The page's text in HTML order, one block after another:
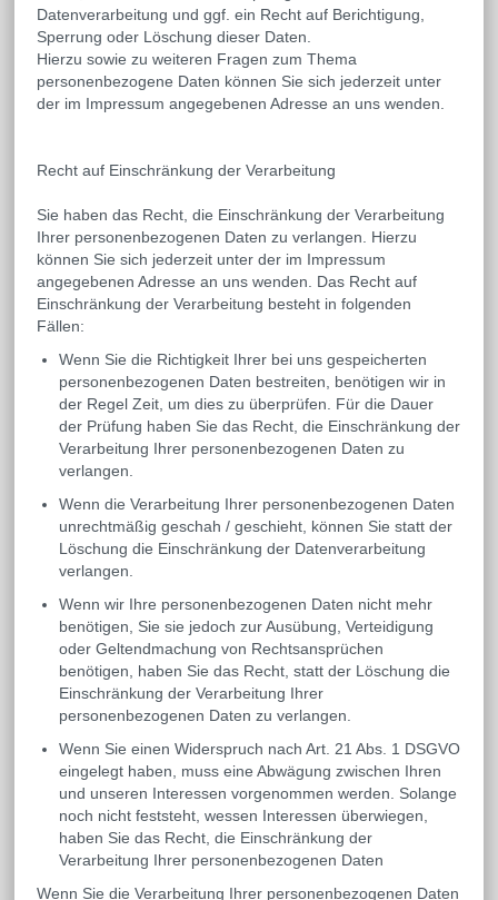
Datenverarbeitung und ggf. ein Recht auf Berichtigung,
Sperrung oder Löschung dieser Daten.
Hierzu sowie zu weiteren Fragen zum Thema
personenbezogene Daten können Sie sich jederzeit unter
der im Impressum angegebenen Adresse an uns wenden.
Recht auf Einschränkung der Verarbeitung
Sie haben das Recht, die Einschränkung der Verarbeitung
Ihrer personenbezogenen Daten zu verlangen. Hierzu
können Sie sich jederzeit unter der im Impressum
angegebenen Adresse an uns wenden. Das Recht auf
Einschränkung der Verarbeitung besteht in folgenden
Fällen:
Wenn Sie die Richtigkeit Ihrer bei uns gespeicherten
personenbezogenen Daten bestreiten, benötigen wir in
der Regel Zeit, um dies zu überprüfen. Für die Dauer
der Prüfung haben Sie das Recht, die Einschränkung der
Verarbeitung Ihrer personenbezogenen Daten zu
verlangen.
Wenn die Verarbeitung Ihrer personenbezogenen Daten
unrechtmäßig geschah / geschieht, können Sie statt der
Löschung die Einschränkung der Datenverarbeitung
verlangen.
Wenn wir Ihre personenbezogenen Daten nicht mehr
benötigen, Sie sie jedoch zur Ausübung, Verteidigung
oder Geltendmachung von Rechtsansprüchen
benötigen, haben Sie das Recht, statt der Löschung die
Einschränkung der Verarbeitung Ihrer
personenbezogenen Daten zu verlangen.
Wenn Sie einen Widerspruch nach Art. 21 Abs. 1 DSGVO
eingelegt haben, muss eine Abwägung zwischen Ihren
und unseren Interessen vorgenommen werden. Solange
noch nicht feststeht, wessen Interessen überwiegen,
haben Sie das Recht, die Einschränkung der
Verarbeitung Ihrer personenbezogenen Daten
Wenn Sie die Verarbeitung Ihrer personenbezogenen Daten